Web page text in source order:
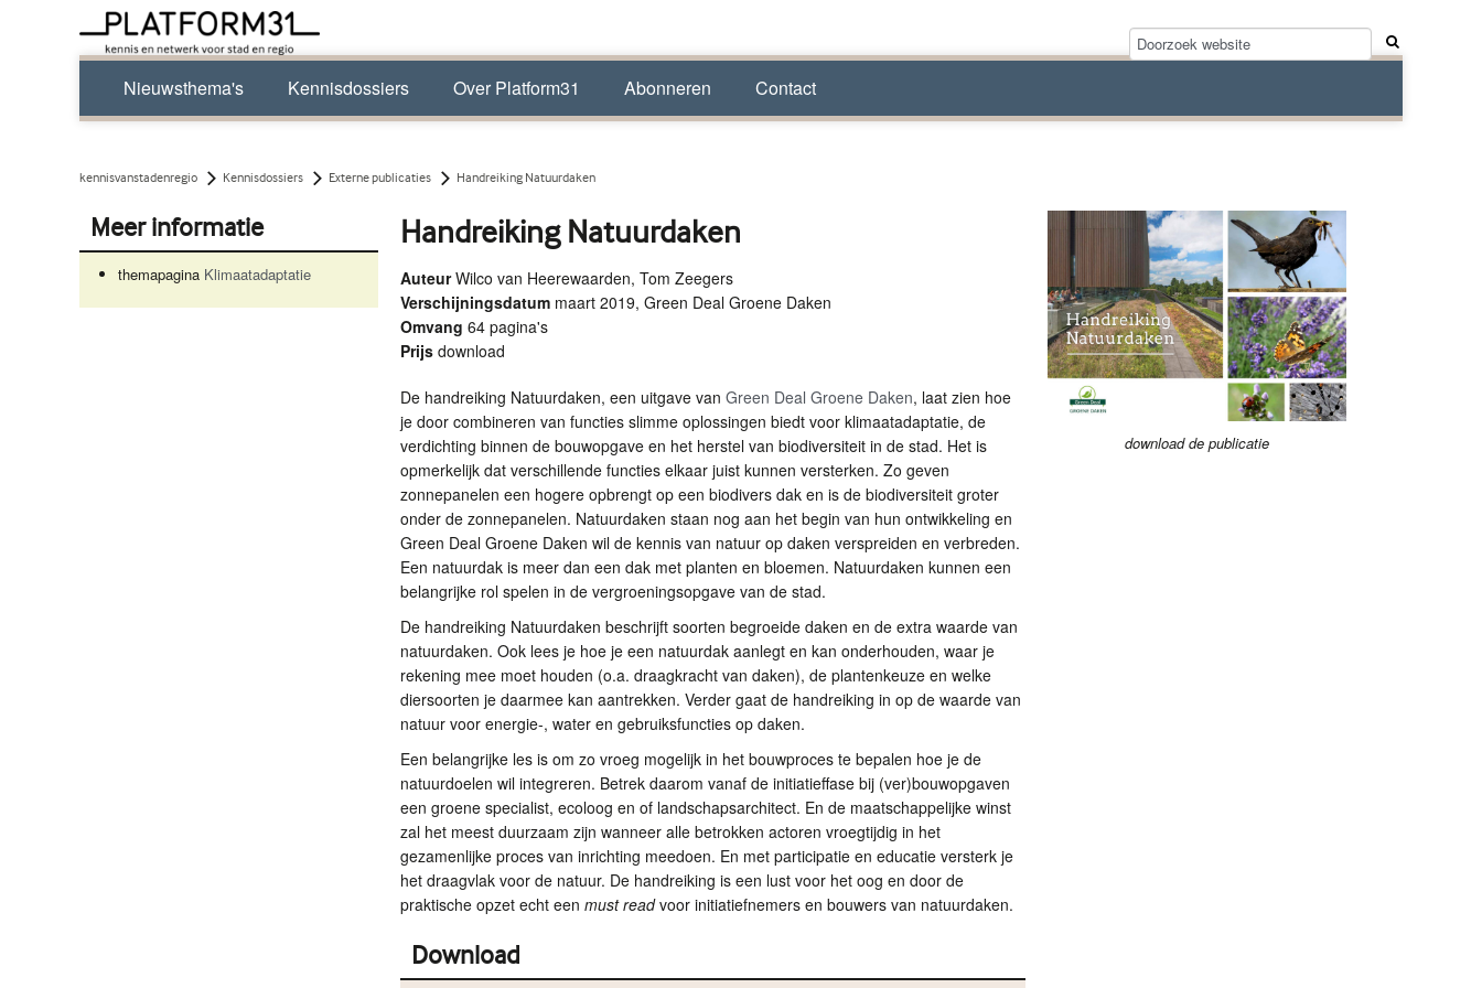
Nieuwsthema's Kennisdossiers Over Platform31 Abonneren Contact
kennisvanstadenregio Kennisdossiers Externe publicaties Handreiking Natuurdaken
Meer informatie
themapagina Klimaatadaptatie
Handreiking Natuurdaken
AuteurWilco van Heerewaarden, Tom Zeegers
Verschijningsdatum maart 2019, Green Deal Groene Daken
Omvang 64 pagina's
Prijs download
De handreiking Natuurdaken, een uitgave van Green Deal Groene Daken, laat zien hoe
je door combineren van functies slimme oplossingen biedt voor klimaatadaptatie, de
verdichting binnen de bouwopgave en het herstel van biodiversiteit in de stad. Het is
opmerkelijk dat verschillende functies elkaar juist kunnen versterken. Zo geven
zonnepanelen een hogere opbrengt op een biodivers dak en is de biodiversiteit groter
onder de zonnepanelen. Natuurdaken staan nog aan het begin van hun ontwikkeling en
Green Deal Groene Daken wil de kennis van natuur op daken verspreiden en verbreden.
Een natuurdak is meer dan een dak met planten en bloemen. Natuurdaken kunnen een
belangrijke rol spelen in de vergroeningsopgave van de stad.
De handreiking Natuurdaken beschrijft soorten begroeide daken en de extra waarde van
natuurdaken. Ook lees je hoe je een natuurdak aanlegt en kan onderhouden, waar je
rekening mee moet houden (o.a. draagkracht van daken), de plantenkeuze en welke
diersoorten je daarmee kan aantrekken. Verder gaat de handreiking in op de waarde van
natuur voor energie-, water en gebruiksfuncties op daken.
Een belangrijke les is om zo vroeg mogelijk in het bouwproces te bepalen hoe je de
natuurdoelen wil integreren. Betrek daarom vanaf de initiatieffase bij (ver)bouwopgaven
een groene specialist, ecoloog en of landschapsarchitect. En de maatschappelijke winst
zal het meest duurzaam zijn wanneer alle betrokken actoren vroegtijdig in het
gezamenlijke proces van inrichting meedoen. En met participatie en educatie versterk je
het draagvlak voor de natuur. De handreiking is een lust voor het oog en door de
praktische opzet echt een must readvoor initiatiefnemers en bouwers van natuurdaken.
Download
download de publicatie